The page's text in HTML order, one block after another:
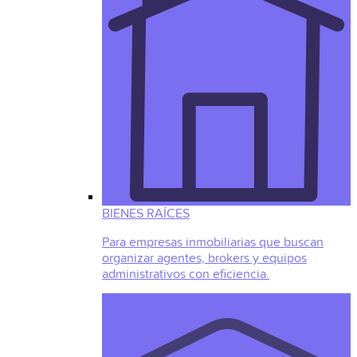
BIENES RAÍCES
Para empresas inmobiliarias que buscan
organizar agentes, brokers y equipos
administrativos con eficiencia.